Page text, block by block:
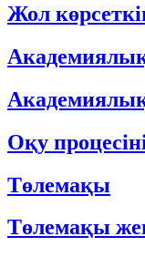
Жол
Академиялық
Оқу
Төлемақы
Төлемақы